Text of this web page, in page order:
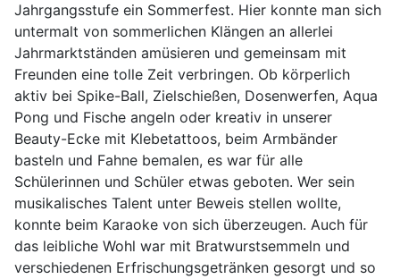
Jahrgangsstufe ein Sommerfest. Hier konnte man sich
untermalt von sommerlichen Klängen an allerlei
Jahrmarktständen amüsieren und gemeinsam mit
Freunden eine tolle Zeit verbringen. Ob körperlich
aktiv bei Spike-Ball, Zielschießen, Dosenwerfen, Aqua
Pong und Fische angeln oder kreativ in unserer
Beauty-Ecke mit Klebetattoos, beim Armbänder
basteln und Fahne bemalen, es war für alle
Schülerinnen und Schüler etwas geboten. Wer sein
musikalisches Talent unter Beweis stellen wollte,
konnte beim Karaoke von sich überzeugen. Auch für
das leibliche Wohl war mit Bratwurstsemmeln und
verschiedenen Erfrischungsgetränken gesorgt und so